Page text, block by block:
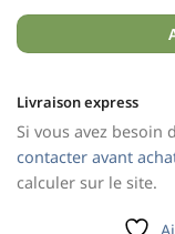
Livraison express
Si vous avez besoin
contacter avant
calculer sur le site.